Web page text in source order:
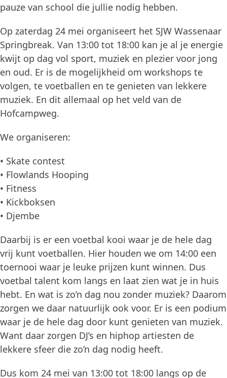
pauze van school die jullie nodig hebben.
Op zaterdag 24 mei organiseert het SJW Wassenaar
Springbreak. Van 13:00 tot 18:00 kan je al je energie
kwijt op dag vol sport, muziek en plezier voor jong
en oud. Er is de mogelijkheid om workshops te
volgen, te voetballen en te genieten van lekkere
muziek. En dit allemaal op het veld van de
Hofcampweg.
We organiseren:
• Skate contest
• Flowlands Hooping
• Fitness
• Kickboksen
• Djembe
Daarbij is er een voetbal kooi waar je de hele dag
vrij kunt voetballen. Hier houden we om 14:00 een
toernooi waar je leuke prijzen kunt winnen. Dus
voetbal talent kom langs en laat zien wat je in huis
hebt. En wat is zo’n dag nou zonder muziek? Daarom
zorgen we daar natuurlijk ook voor. Er is een podium
waar je de hele dag door kunt genieten van muziek.
Want daar zorgen DJ’s en hiphop artiesten de
lekkere sfeer die zo’n dag nodig heeft.
Dus kom 24 mei van 13:00 tot 18:00 langs op de